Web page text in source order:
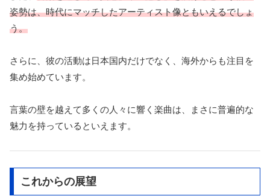
姿勢は、時代にマッチしたアーティスト像ともいえるでしょ
う。
さらに、彼の活動は日本国内だけでなく、海外からも注目を
集め始めています。
言葉の壁を越えて多くの人々に響く楽曲は、まさに普遍的な
魅力を持っているといえます。
これからの展望